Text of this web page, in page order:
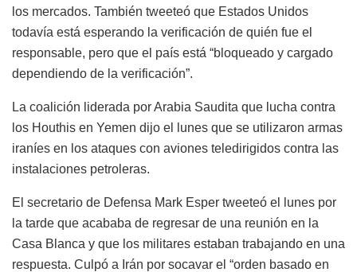
los mercados. También tweeteó que Estados Unidos
todavía está esperando la verificación de quién fue el
responsable, pero que el país está “bloqueado y cargado
dependiendo de la verificación”.
La coalición liderada por Arabia Saudita que lucha contra
los Houthis en Yemen dijo el lunes que se utilizaron armas
iraníes en los ataques con aviones teledirigidos contra las
instalaciones petroleras.
El secretario de Defensa Mark Esper tweeteó el lunes por
la tarde que acababa de regresar de una reunión en la
Casa Blanca y que los militares estaban trabajando en una
respuesta. Culpó a Irán por socavar el “orden basado en